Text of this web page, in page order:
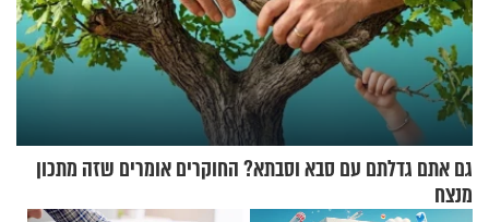
גם אתם גדלתם עם סבא וסבתא? החוקרים אומרים שזה מתכון
מנצח